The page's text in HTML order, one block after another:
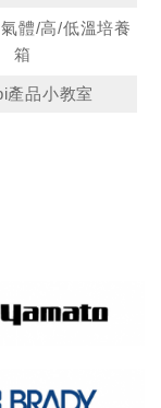
體/高/低溫培養
箱
產品小教室